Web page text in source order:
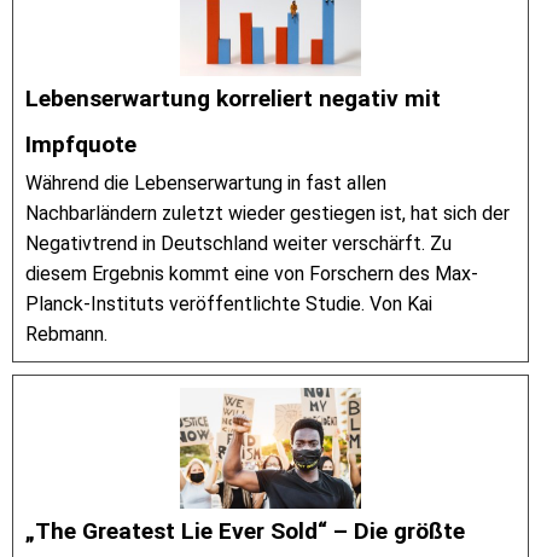
Lebenserwartung korreliert negativ mit
Impfquote
Während die Lebenserwartung in fast allen
Nachbarländern zuletzt wieder gestiegen ist, hat sich der
Negativtrend in Deutschland weiter verschärft. Zu
diesem Ergebnis kommt eine von Forschern des Max-
Planck-Instituts veröffentlichte Studie. Von Kai
Rebmann.
„The Greatest Lie Ever Sold“ – Die größte